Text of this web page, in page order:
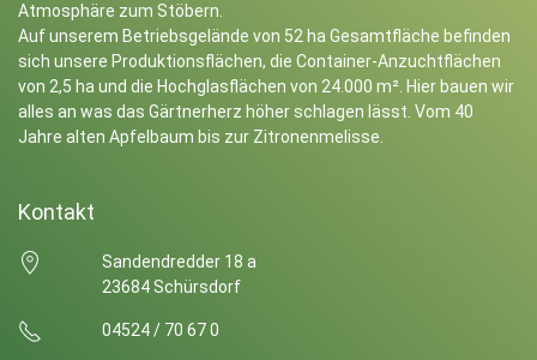
Atmosphäre zum Stöbern.
Auf unserem Betriebsgelände von 52 ha Gesamtfläche befinden
sich unsere Produktionsflächen, die Container-Anzuchtflächen
von 2,5 ha und die Hochglasflächen von 24.000 m². Hier bauen wir
alles an was das Gärtnerherz höher schlagen lässt. Vom 40
Jahre alten Apfelbaum bis zur Zitronenmelisse.
Kontakt
Sandendredder 18 a
23684 Schürsdorf
04524 / 70 67 0